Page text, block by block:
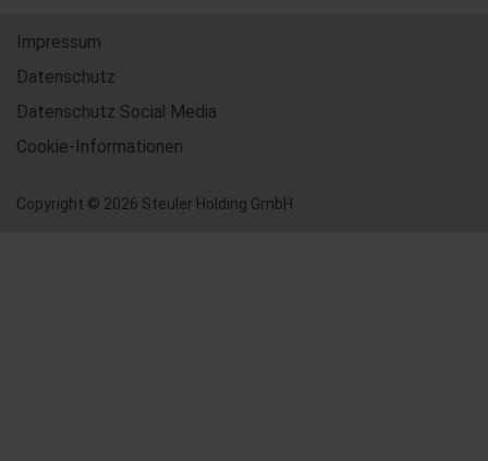
Impressum
Datenschutz
Datenschutz Social Media
Cookie-Informationen
Copyright © 2026 Steuler Holding GmbH